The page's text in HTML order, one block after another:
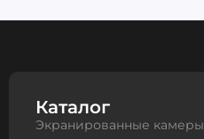
Каталог
Экранированные камеры